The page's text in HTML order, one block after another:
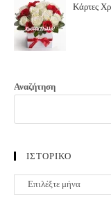
Κάρτες
Αναζήτηση
ΙΣΤΟΡΙΚΟ
ΙΣΤΟΡΙΚΟ